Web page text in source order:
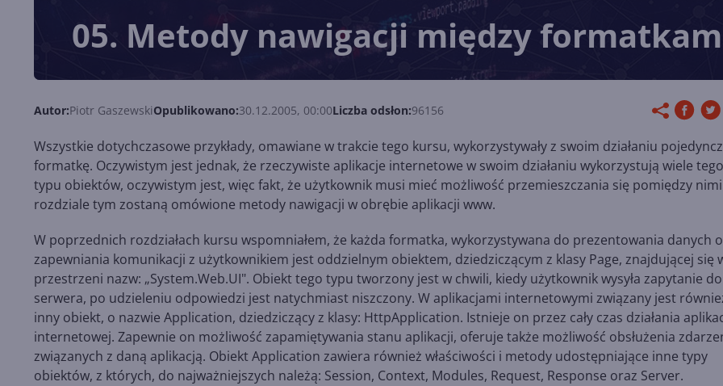
05. Metody nawigacji między
Autor:Piotr GaszewskiOpublikowano:30.12.2005, 00:00Liczba odsłon:96156
Wszystkie dotychczasowe przykłady, omawiane w trakcie tego kursu, wykorzystywały z swoim działaniu
formatkę. Oczywistym jest jednak, że rzeczywiste aplikacje internetowe w swoim działaniu wykorzystują wiele tego
typu obiektów, oczywistym jest, więc fakt, że użytkownik musi mieć możliwość przemieszczania się pomiędzy
rozdziale tym zostaną omówione metody nawigacji w obrębie aplikacji www.
W poprzednich rozdziałach kursu wspomniałem, że każda formatka, wykorzystywana do prezentowania danych
zapewniania komunikacji z użytkownikiem jest oddzielnym obiektem, dziedziczącym z klasy Page, znajdującej się
przestrzeni nazw: „System.Web.UI". Obiekt tego typu tworzony jest w chwili, kiedy użytkownik wysyła zapytanie do
serwera, po udzieleniu odpowiedzi jest natychmiast niszczony. W aplikacjami internetowymi związany jest
inny obiekt, o nazwie Application, dziedziczący z klasy: HttpApplication. Istnieje on przez cały czas działania
internetowej. Zapewnie on możliwość zapamiętywania stanu aplikacji, oferuje także możliwość obsłużenia
związanych z daną aplikacją. Obiekt Application zawiera również właściwości i metody udostępniające inne typy
obiektów, z których, do najważniejszych należą: Session, Context, Modules, Request, Response oraz Server.